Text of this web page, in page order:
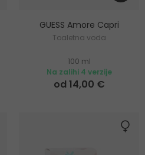
GUESS Amore Capri
Toaletna voda
100 ml
Na zalihi 4 verzije
od 14,00 €